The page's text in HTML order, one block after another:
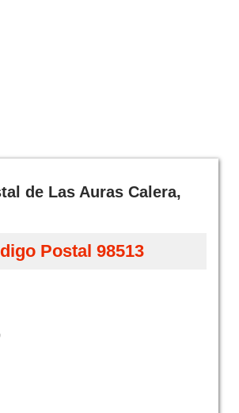
de Las Auras Calera,
Postal 98513